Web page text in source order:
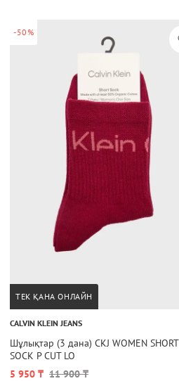
-50%
ТЕК ҚАНА ОНЛАЙН
CALVIN KLEIN JEANS
Шұлықтар (3 дана) CKJ WOMEN SHORT
SOCK P CUT LO
5 950 ₸ 11 900 ₸